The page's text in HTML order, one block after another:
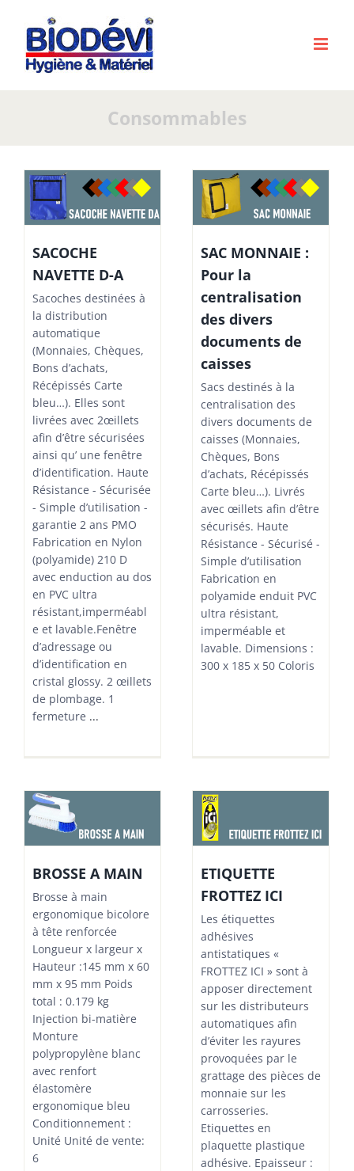
contenu
Consommables
SACOCHE
NAVETTE D-A
Sacoches destinées à
la distribution
automatique
(Monnaies, Chèques,
Bons d’achats,
Récépissés Carte
bleu…). Elles sont
livrées avec 2œillets
afin d’être sécurisées
ainsi qu’ une fenêtre
d’identification. Haute
Résistance - Sécurisée
- Simple d’utilisation -
garantie 2 ans PMO
Fabrication en Nylon
(polyamide) 210 D
avec enduction au dos
en PVC ultra
résistant,imperméabl
e et lavable.Fenêtre
d’adressage ou
d’identification en
cristal glossy. 2 œillets
de plombage. 1
fermeture ...
SAC MONNAIE :
Pour la
centralisation
des divers
documents de
caisses
Sacs destinés à la
centralisation des
divers documents de
caisses (Monnaies,
Chèques, Bons
d’achats, Récépissés
Carte bleu…). Livrés
avec œillets afin d’être
sécurisés. Haute
Résistance - Sécurisé -
Simple d’utilisation
Fabrication en
polyamide enduit PVC
ultra résistant,
imperméable et
lavable. Dimensions :
300 x 185 x 50 Coloris
BROSSE A MAIN
Brosse à main
ergonomique bicolore
à tête renforcée
Longueur x largeur x
Hauteur :145 mm x 60
mm x 95 mm Poids
total : 0.179 kg
Injection bi-matière
Monture
polypropylène blanc
avec renfort
élastomère
ergonomique bleu
Conditionnement :
Unité Unité de vente:
6
ETIQUETTE
FROTTEZ ICI
Les étiquettes
adhésives
antistatiques «
FROTTEZ ICI » sont à
apposer directement
sur les distributeurs
automatiques afin
d’éviter les rayures
provoquées par le
grattage des pièces de
monnaie sur les
carrosseries.
Etiquettes en
plaquette plastique
adhésive. Epaisseur :